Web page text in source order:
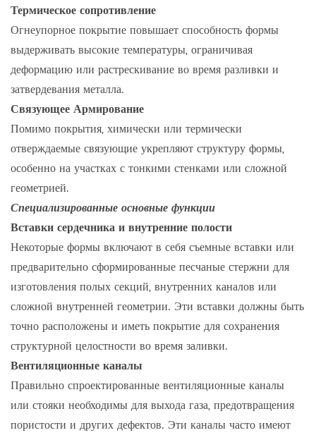
Термическое сопротивление
Огнеупорное покрытие повышает способность формы
выдерживать высокие температуры, ограничивая
деформацию или растрескивание во время разливки и
затвердевания металла.
Связующее Армирование
Помимо покрытия, химически или термически
отверждаемые связующие укрепляют структуру формы,
особенно на участках с тонкими стенками или сложной
геометрией.
Специализированные основные функции
Вставки сердечника и внутренние полости
Некоторые формы включают в себя съемные вставки или
предварительно сформированные песчаные стержни для
изготовления полых секций, внутренних каналов или
сложной внутренней геометрии. Эти вставки должны быть
точно расположены и иметь покрытие для сохранения
структурной целостности во время заливки.
Вентиляционные каналы
Правильно спроектированные вентиляционные каналы
или стояки необходимы для выхода газа, предотвращения
пористости и других дефектов. Эти каналы часто имеют